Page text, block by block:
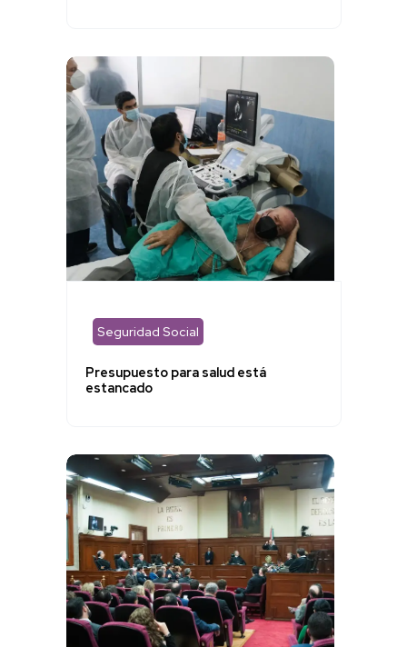
Seguridad Social
Presupuesto para salud está
estancado